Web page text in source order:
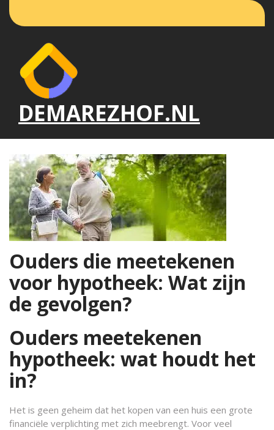
de
DEMAREZHOF.NL
Ouders die meetekenen
voor hypotheek: Wat zijn
de gevolgen?
Ouders meetekenen
hypotheek: wat houdt het
in?
Het is geen geheim dat het kopen van een huis een grote
financiële verplichting met zich meebrengt. Voor veel